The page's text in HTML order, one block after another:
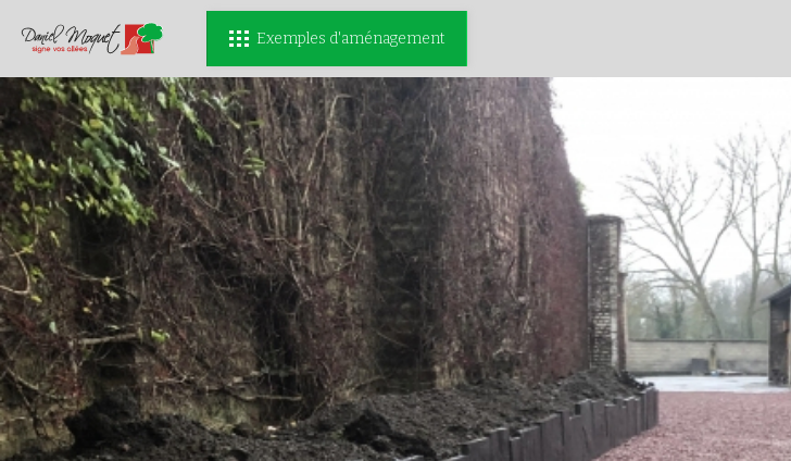
Exemples d'aménagement